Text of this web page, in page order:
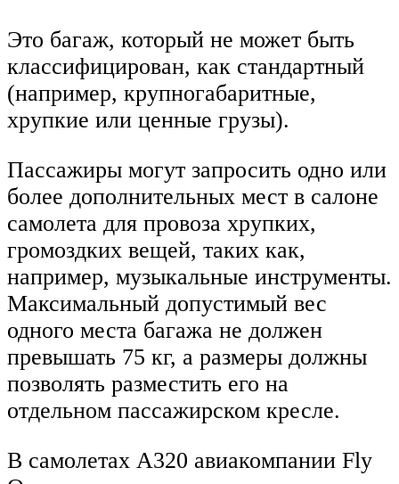
Это багаж, который не может быть
классифицирован, как стандартный
(например, крупногабаритные,
хрупкие или ценные грузы).
Пассажиры могут запросить одно или
более дополнительных мест в салоне
самолета для провоза хрупких,
громоздких вещей, таких как,
например, музыкальные инструменты.
Максимальный допустимый вес
одного места багажа не должен
превышать 75 кг, а размеры должны
позволять разместить его на
отдельном пассажирском кресле.
В самолетах A320 авиакомпании Fly